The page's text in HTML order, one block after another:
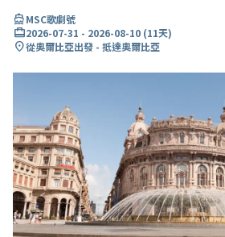
directions_boatMSC歌劇號
card_travel2026-07-31 - 2026-08-10 (11天)
location_on從奧爾比亞出發 - 抵達奧爾比亞